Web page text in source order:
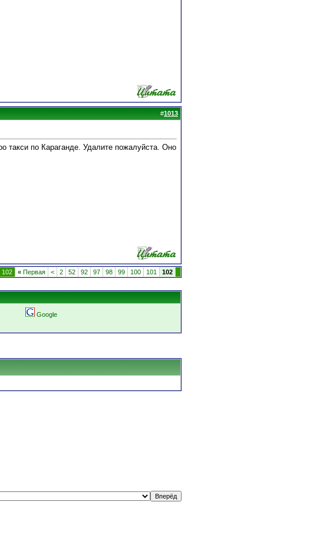
#1013
такси по Караганде. Удалите пожалуйста. Оно
102 « Первая < 2 52 92 97 98 99 100 101 102
Google